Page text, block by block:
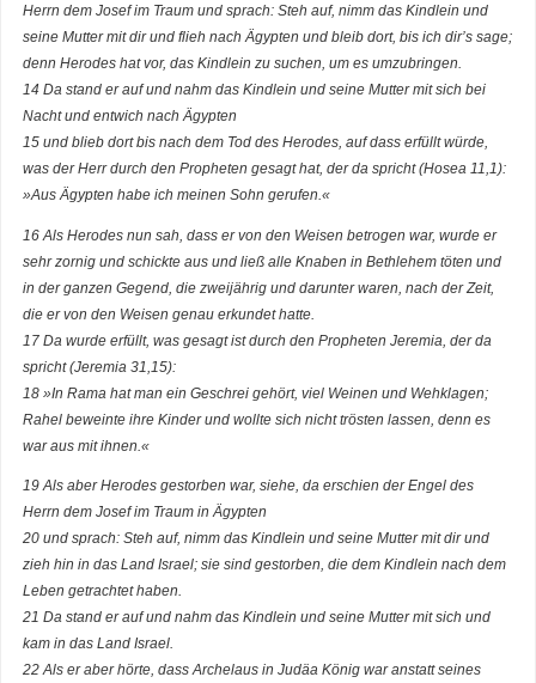
Herrn dem Josef im Traum und sprach: Steh auf, nimm das Kindlein und
seine Mutter mit dir und flieh nach Ägypten und bleib dort, bis ich dir’s sage;
denn Herodes hat vor, das Kindlein zu suchen, um es umzubringen.
14 Da stand er auf und nahm das Kindlein und seine Mutter mit sich bei
Nacht und entwich nach Ägypten
15 und blieb dort bis nach dem Tod des Herodes, auf dass erfüllt würde,
was der Herr durch den Propheten gesagt hat, der da spricht (Hosea 11,1):
»Aus Ägypten habe ich meinen Sohn gerufen.«
16 Als Herodes nun sah, dass er von den Weisen betrogen war, wurde er
sehr zornig und schickte aus und ließ alle Knaben in Bethlehem töten und
in der ganzen Gegend, die zweijährig und darunter waren, nach der Zeit,
die er von den Weisen genau erkundet hatte.
17 Da wurde erfüllt, was gesagt ist durch den Propheten Jeremia, der da
spricht (Jeremia 31,15):
18 »In Rama hat man ein Geschrei gehört, viel Weinen und Wehklagen;
Rahel beweinte ihre Kinder und wollte sich nicht trösten lassen, denn es
war aus mit ihnen.«
19 Als aber Herodes gestorben war, siehe, da erschien der Engel des
Herrn dem Josef im Traum in Ägypten
20 und sprach: Steh auf, nimm das Kindlein und seine Mutter mit dir und
zieh hin in das Land Israel; sie sind gestorben, die dem Kindlein nach dem
Leben getrachtet haben.
21 Da stand er auf und nahm das Kindlein und seine Mutter mit sich und
kam in das Land Israel.
22 Als er aber hörte, dass Archelaus in Judäa König war anstatt seines